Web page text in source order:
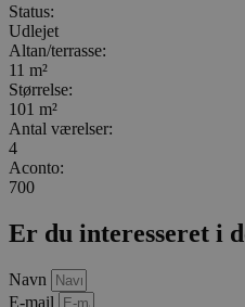
Status:
Udlejet
Altan/terrasse:
11 m²
Størrelse:
101 m²
Antal værelser:
4
Aconto:
700
Er du interesseret i
Navn
E-mail